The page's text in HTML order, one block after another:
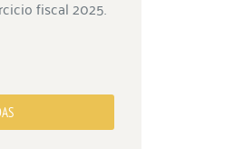
fiscal 2025.